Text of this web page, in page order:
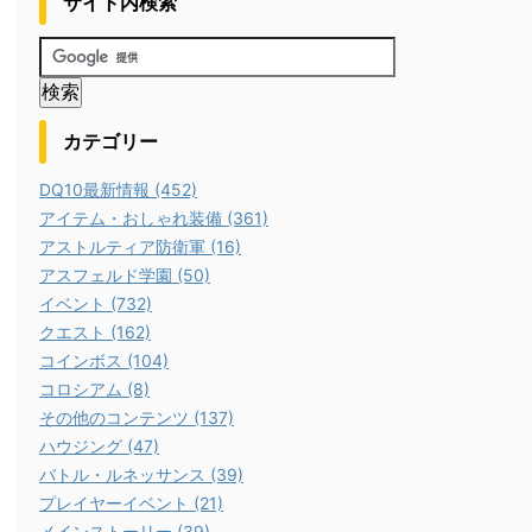
カテゴリー
DQ10最新情報 (452)
アイテム・おしゃれ装備 (361)
アストルティア防衛軍 (16)
アスフェルド学園 (50)
イベント (732)
クエスト (162)
コインボス (104)
コロシアム (8)
その他のコンテンツ (137)
ハウジング (47)
バトル・ルネッサンス (39)
プレイヤーイベント (21)